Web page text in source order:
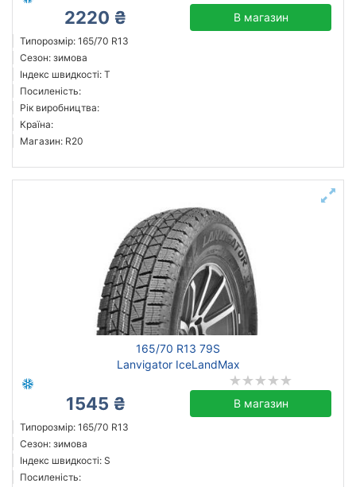
2220 ₴ В магазин
Типорозмір: 165/70 R13
Сезон: зимова
Індекс швидкості: T
Посиленість:
Рік виробництва:
Країна:
Магазин: R20
165/70 R13 79S
Lanvigator IceLandMax
1545 ₴ В магазин
Типорозмір: 165/70 R13
Сезон: зимова
Індекс швидкості: S
Посиленість: